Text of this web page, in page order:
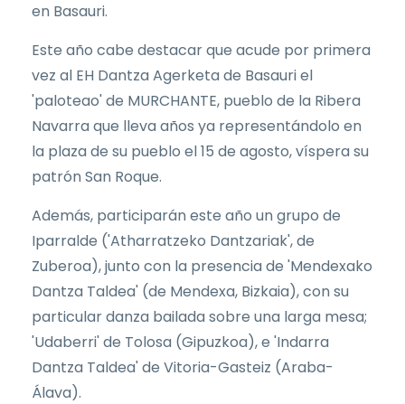
en Basauri.
Este año cabe destacar que acude por primera
vez al EH Dantza Agerketa de Basauri el
'paloteao' de MURCHANTE, pueblo de la Ribera
Navarra que lleva años ya representándolo en
la plaza de su pueblo el 15 de agosto, víspera su
patrón San Roque.
Además, participarán este año un grupo de
Iparralde ('Atharratzeko Dantzariak', de
Zuberoa), junto con la presencia de 'Mendexako
Dantza Taldea' (de Mendexa, Bizkaia), con su
particular danza bailada sobre una larga mesa;
'Udaberri' de Tolosa (Gipuzkoa), e 'Indarra
Dantza Taldea' de Vitoria-Gasteiz (Araba-
Álava).